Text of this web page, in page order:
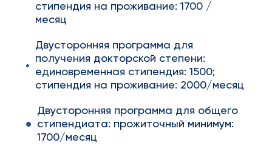
стипендия на проживание: 1700 /
месяц
Двусторонняя программа для
получения докторской степени:
единовременная стипендия: 1500;
стипендия на проживание: 2000/месяц
Двусторонняя программа для общего
стипендиата: прожиточный минимум:
1700/месяц